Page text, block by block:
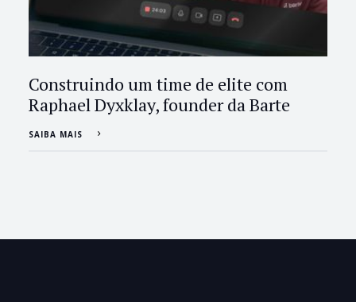
Construindo um time de elite com
Raphael Dyxklay, founder da Barte
SAIBA MAIS